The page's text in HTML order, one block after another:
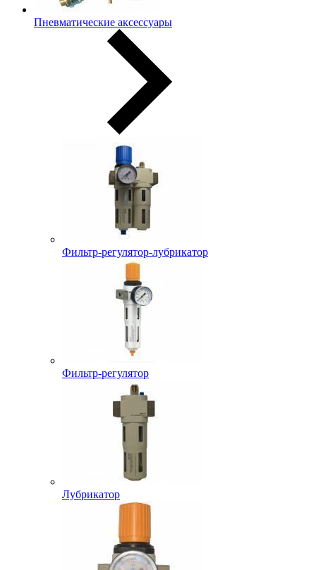
Пневматические аксессуары
Фильтр-регулятор-лубрикатор
Фильтр-регулятор
Лубрикатор